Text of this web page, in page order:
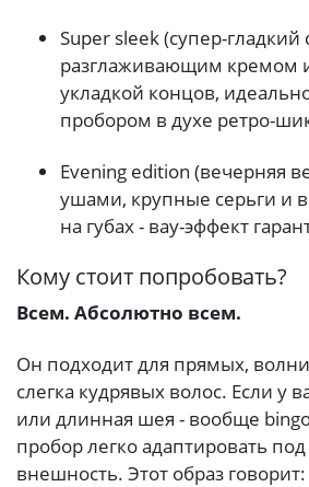
Super sleek (супер-гладкий
разглаживающим кремом
укладкой концов,
пробором в духе ретро-
Evening edition (вечерняя
ушами, крупные серьги и
на губах - вау-эффект
Кому стоит попробовать?
Всем. Абсолютно всем.
Он подходит для прямых,
слегка кудрявых волос. Если у
или длинная шея - вообще
пробор легко адаптировать
внешность. Этот образ